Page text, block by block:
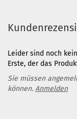
Leider sind noch
Erste, der das
Sie müssen
können. Anmelden